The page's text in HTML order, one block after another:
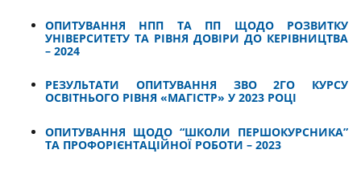
ОПИТУВАННЯ НПП ТА ПП ЩОДО РОЗВИТКУ
УНІВЕРСИТЕТУ ТА РІВНЯ ДОВІРИ ДО КЕРІВНИЦТВА
– 2024
РЕЗУЛЬТАТИ ОПИТУВАННЯ ЗВО 2ГО КУРСУ
ОСВІТНЬОГО РІВНЯ «МАГІСТР» У 2023 РОЦІ
ОПИТУВАННЯ ЩОДО “ШКОЛИ ПЕРШОКУРСНИКА”
ТА ПРОФОРІЄНТАЦІЙНОЇ РОБОТИ – 2023